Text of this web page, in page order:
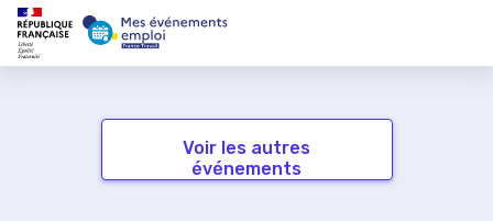
Voir les autres
événements